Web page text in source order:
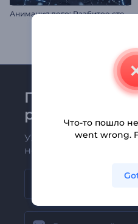
А
нимация лого: Разбитое стекло
рассылке
Узнавайте о
новых предложениях
Что-то пошло
went wrong.